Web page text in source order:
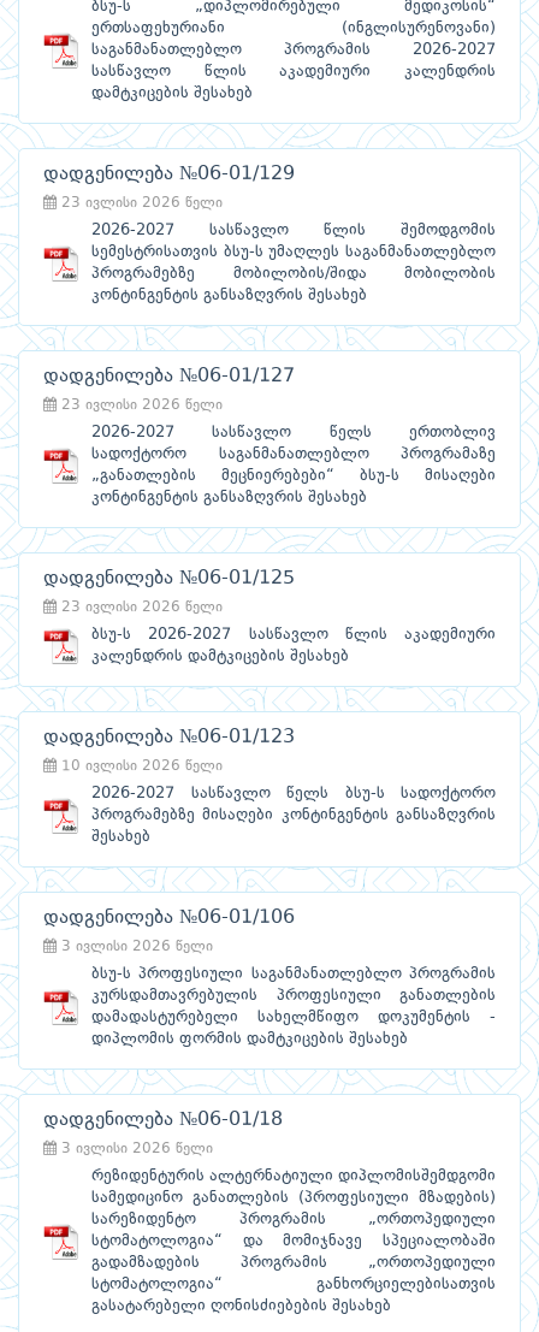
ბსუ-ს „დიპლომირებული მედიკოსის“
ერთსაფეხურიანი (ინგლისურენოვანი)
საგანმანათლებლო პროგრამის 2026-2027
სასწავლო წლის აკადემიური კალენდრის
დამტკიცების შესახებ
დადგენილება №06-01/129
23 ივლისი 2026 წელი
2026-2027 სასწავლო წლის შემოდგომის
სემესტრისათვის ბსუ-ს უმაღლეს საგანმანათლებლო
პროგრამებზე მობილობის/შიდა მობილობის
კონტინგენტის განსაზღვრის შესახებ
დადგენილება №06-01/127
23 ივლისი 2026 წელი
2026-2027 სასწავლო წელს ერთობლივ
სადოქტორო საგანმანათლებლო პროგრამაზე
„განათლების მეცნიერებები“ ბსუ-ს მისაღები
კონტინგენტის განსაზღვრის შესახებ
დადგენილება №06-01/125
23 ივლისი 2026 წელი
ბსუ-ს 2026-2027 სასწავლო წლის აკადემიური
კალენდრის დამტკიცების შესახებ
დადგენილება №06-01/123
10 ივლისი 2026 წელი
2026-2027 სასწავლო წელს ბსუ-ს სადოქტორო
პროგრამებზე მისაღები კონტინგენტის განსაზღვრის
შესახებ
დადგენილება №06-01/106
3 ივლისი 2026 წელი
ბსუ-ს პროფესიული საგანმანათლებლო პროგრამის
კურსდამთავრებულის პროფესიული განათლების
დამადასტურებელი სახელმწიფო დოკუმენტის -
დიპლომის ფორმის დამტკიცების შესახებ
დადგენილება №06-01/18
3 ივლისი 2026 წელი
რეზიდენტურის ალტერნატიული დიპლომისშემდგომი
სამედიცინო განათლების (პროფესიული მზადების)
სარეზიდენტო პროგრამის „ორთოპედიული
სტომატოლოგია“ და მომიჯნავე სპეციალობაში
გადამზადების პროგრამის „ორთოპედიული
სტომატოლოგია“ განხორციელებისათვის
გასატარებელი ღონისძიებების შესახებ